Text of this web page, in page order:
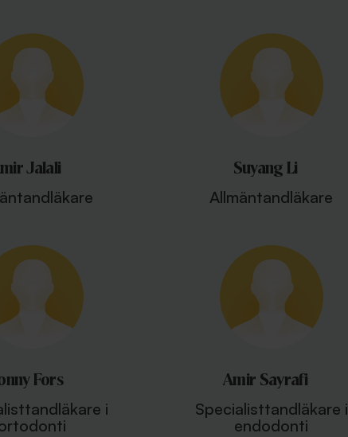
Jalali Suyang Li
Allmäntandläkare
Fors
i
Amir Sayrafi
Specialisttandläkare i
endodonti